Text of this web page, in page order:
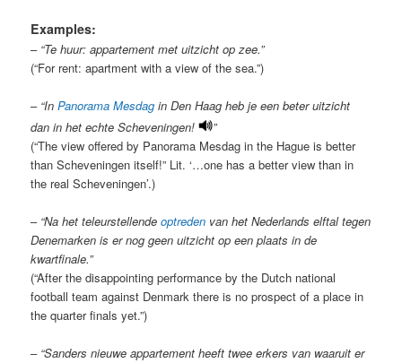
Examples:
– “Te huur: appartement met uitzicht op zee.”
(“For rent: apartment with a view of the sea.”)
– “InPanorama Mesdag in Den Haag heb je een beter uitzicht
dan in het echte Scheveningen!
”
(“The view offered by Panorama Mesdag in the Hague is better
than Scheveningen itself!” Lit. ‘…one has a better view than in
the real Scheveningen’.)
– “Na het teleurstellendeoptreden van het Nederlands elftal tegen
Denemarken is er nog geen uitzicht op een plaats in de
kwartfinale.”
(“After the disappointing performance by the Dutch national
football team against Denmark there is no prospect of a place in
the quarter finals yet.”)
– “Sanders nieuwe appartement heeft twee erkers van waaruit er